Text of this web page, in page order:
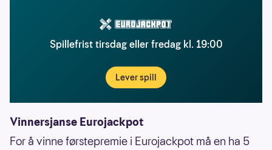
Spillefrist tirsdag eller fredag kl. 19:00
Lever spill
Vinnersjanse Eurojackpot
For å vinne førstepremie i Eurojackpot må en ha 5